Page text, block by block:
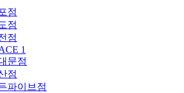
점
점
점
1
문점
점
파이브점